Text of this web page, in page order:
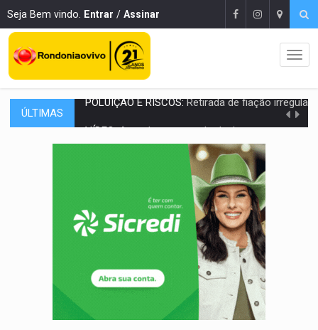
Seja Bem vindo. Entrar / Assinar
ÚLTIMAS Armado com machado, homem ameaça matar sobrinha grávida e
TRIBUNAL DO CRIME:Homem é espancado por facção criminosa
Perseguição é registrada no shopping após colombiana furtar
Apostas online começam a afetar produtividade e rotina
REFLORESTAMENTO: Plantar árvores não será mais suficiente para
Cientistas alertam para possível base secreta no satélite
ACABOU COM PEUGEOT: Incêndio destrói carro que era rebocado para oficina
VÍDEO: Ladrão é filmado furtando moto na frente do bar